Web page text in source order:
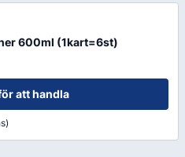
600ml (1kart=6st)
att handla